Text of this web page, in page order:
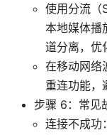
使用分流（
本地媒体播
道分离，优
在移动网络
重连功能，
步骤 6：常见
连接不成功